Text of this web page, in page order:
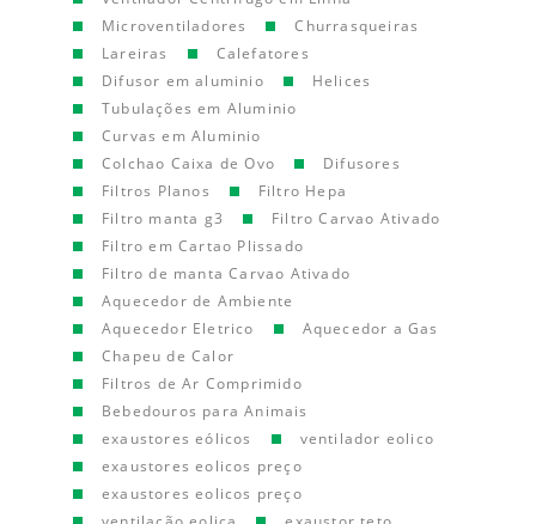
Microventiladores
Churrasqueiras
Lareiras
Calefatores
Difusor em aluminio
Helices
Tubulações em Aluminio
Curvas em Aluminio
Colchao Caixa de Ovo
Difusores
Filtros Planos
Filtro Hepa
Filtro manta g3
Filtro Carvao Ativado
Filtro em Cartao Plissado
Filtro de manta Carvao Ativado
Aquecedor de Ambiente
Aquecedor Eletrico
Aquecedor a Gas
Chapeu de Calor
Filtros de Ar Comprimido
Bebedouros para Animais
exaustores eólicos
ventilador eolico
exaustores eolicos preço
exaustores eolicos preço